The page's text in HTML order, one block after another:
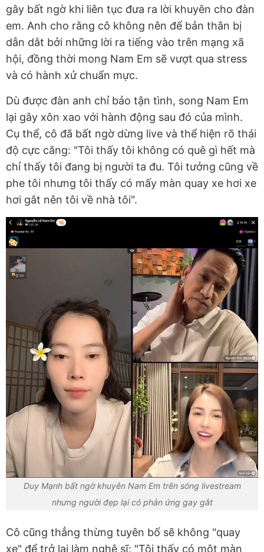
gây bất ngờ khi liên tục đưa ra lời khuyên cho đàn
em. Anh cho rằng cô không nên để bản thân bị
dẫn dắt bởi những lời ra tiếng vào trên mạng xã
hội, đồng thời mong Nam Em sẽ vượt qua stress
và có hành xử chuẩn mực.
Dù được đàn anh chỉ bảo tận tình, song Nam Em
lại gây xôn xao với hành động sau đó của mình.
Cụ thể, cô đã bất ngờ dừng live và thể hiện rõ thái
độ cực căng: "Tôi thấy tôi không có quê gì hết mà
chỉ thấy tôi đang bị người ta đu. Tôi tưởng cũng về
phe tôi nhưng tôi thấy có mấy màn quay xe hơi xe
hơi gắt nên tôi về nhà tôi".
Duy Mạnh bất ngờ khuyên Nam Em trên sóng livestream
nhưng người đẹp lại có phản ứng gay gắt
Cô cũng thẳng thừng tuyên bố sẽ không "quay
xe" để trở lại làm nghệ sĩ: "Tôi thấy có một màn